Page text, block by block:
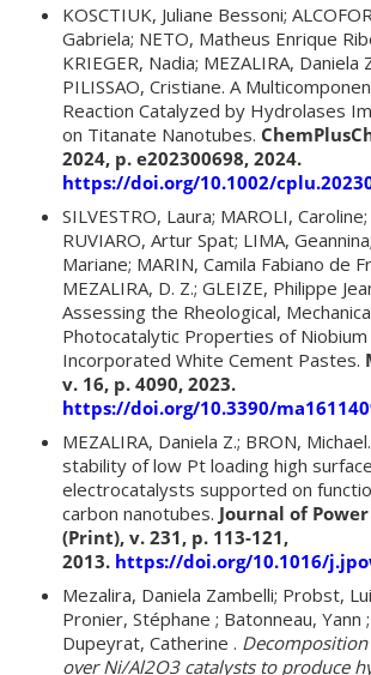
KOSCTIUK, Juliane Bessoni;
Gabriela; NETO, Matheus Enrique
KRIEGER, Nadia; MEZALIRA, Daniela
PILISSAO, Cristiane. A
Reaction Catalyzed by Hydrolases
on Titanate Nanotubes.
2024, p. e202300698, 2024.
https://doi.org/10.1002/
SILVESTRO, Laura; MAROLI,
RUVIARO, Artur Spat; LIMA,
Mariane; MARIN, Camila Fabiano de
MEZALIRA, D. Z.; GLEIZE, Philippe
Assessing the Rheological,
Photocatalytic Properties of
Incorporated White Cement Pastes.
v. 16, p. 4090, 2023.
https://doi.org/10.3390/
MEZALIRA, Daniela Z.; BRON,
stability of low Pt loading high
electrocatalysts supported on
carbon nanotubes. Journal of
(Print), v. 231, p. 113-121,
2013. https://doi.org/10.1016/
Mezalira, Daniela Zambelli; Probst,
Pronier, Stéphane ; Batonneau, Yann
Dupeyrat, Catherine .
over Ni/Al2O3 catalysts to produce